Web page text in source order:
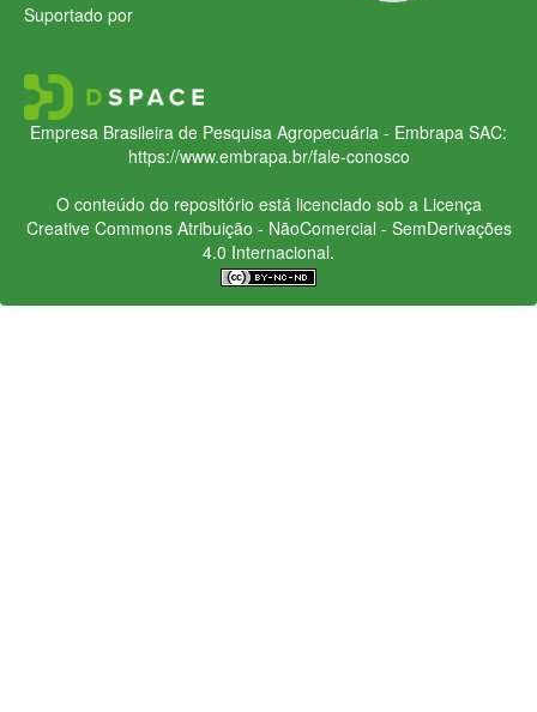
Suportado por
Empresa Brasileira de Pesquisa Agropecuária - Embrapa SAC:
https://www.embrapa.br/fale-conosco
O conteúdo do repositório está licenciado sob a Licença
Creative CommonsAtribuição - NãoComercial - SemDerivações
4.0 Internacional.